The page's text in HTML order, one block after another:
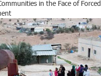
in the Face of Forced